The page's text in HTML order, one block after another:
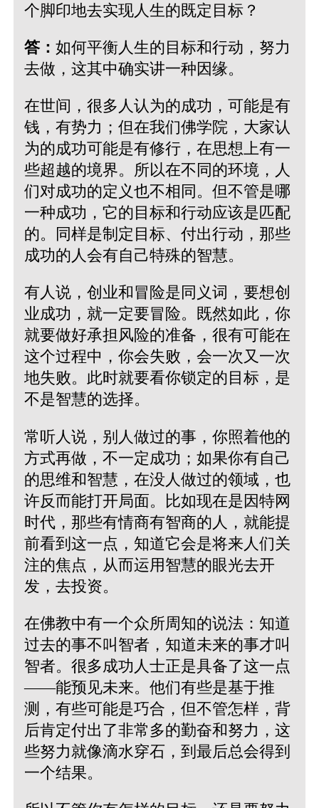
个脚印地去实现人生的既定目标？
答： 如何平衡人生的目标和行动，努力
去做，这其中确实讲一种因缘。
在世间，很多人认为的成功，可能是有
钱，有势力；但在我们佛学院，大家认
为的成功可能是有修行，在思想上有一
些超越的境界。所以在不同的环境，人
们对成功的定义也不相同。但不管是哪
一种成功，它的目标和行动应该是匹配
的。同样是制定目标、付出行动，那些
成功的人会有自己特殊的智慧。
有人说，创业和冒险是同义词，要想创
业成功，就一定要冒险。既然如此，你
就要做好承担风险的准备，很有可能在
这个过程中，你会失败，会一次又一次
地失败。此时就要看你锁定的目标，是
不是智慧的选择。
常听人说，别人做过的事，你照着他的
方式再做，不一定成功；如果你有自己
的思维和智慧，在没人做过的领域，也
许反而能打开局面。比如现在是因特网
时代，那些有情商有智商的人，就能提
前看到这一点，知道它会是将来人们关
注的焦点，从而运用智慧的眼光去开
发，去投资。
在佛教中有一个众所周知的说法：知道
过去的事不叫智者，知道未来的事才叫
智者。很多成功人士正是具备了这一点
——能预见未来。他们有些是基于推
测，有些可能是巧合，但不管怎样，背
后肯定付出了非常多的勤奋和努力，这
些努力就像滴水穿石，到最后总会得到
一个结果。